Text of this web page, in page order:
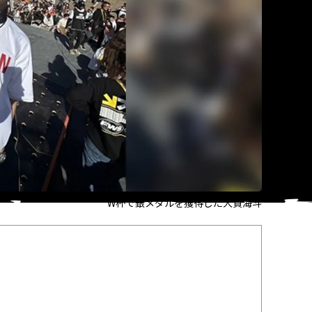
W杯で銀メダルを獲得した大貫海斗